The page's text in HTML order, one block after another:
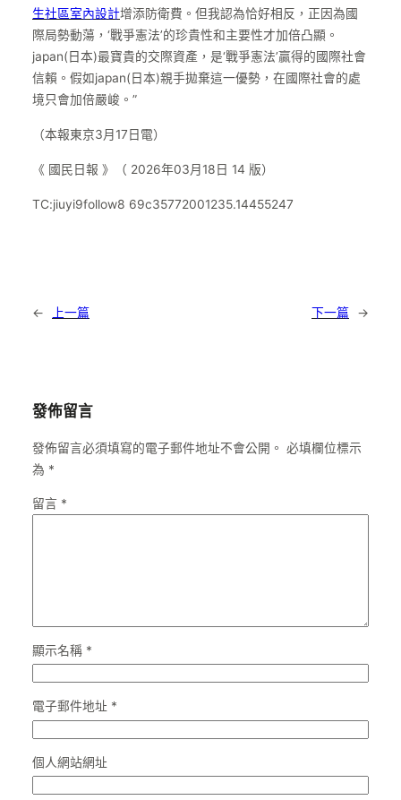
生社區室內設計增添防衛費。但我認為恰好相反，正因為國
際局勢動蕩，‘戰爭憲法’的珍貴性和主要性才加倍凸顯。
japan(日本)最寶貴的交際資產，是‘戰爭憲法’贏得的國際社會
信賴。假如japan(日本)親手拋棄這一優勢，在國際社會的處
境只會加倍嚴峻。”
（本報東京3月17日電）
《 國民日報 》（ 2026年03月18日 14 版）
TC:jiuyi9follow8 69c35772001235.14455247
← 上一篇 下一篇 →
發佈留言
發佈留言必須填寫的電子郵件地址不會公開。 必填欄位標示
為 *
留言 *
顯示名稱 *
電子郵件地址 *
個人網站網址